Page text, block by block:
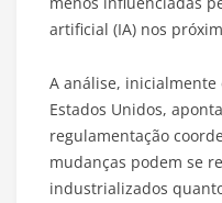
artificial (IA) nos
A análise,
Estados Unidos,
regulamentação
mudanças podem se
industrializados